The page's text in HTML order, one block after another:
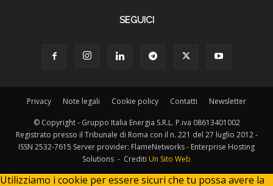
SEGUICI
Privacy Note legali Cookie policy Contatti Newsletter
© Copyright - Gruppo Italia Energia S.R.L. P.iva 08613401002
Registrato presso il Tribunale di Roma con il n. 221 del 27 luglio 2012 -
ISSN 2532-7615 Server provider: FlameNetworks - Enterprise Hosting
Solutions - Crediti Un Sito Web
Utilizziamo i cookie per essere sicuri che tu possa avere la